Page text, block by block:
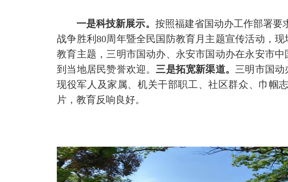
一是科技新展示。 按照福建省国动办工作部署要
战争胜利80周年暨全民国防教育月主题宣传活动，
教育主题，三明市国动办、永安市国动办在永安市
到当地居民赞誉欢迎。三是拓宽新渠道。三明市国动
现役军人及家属、机关干部职工、社区群众、巾帼
片，教育反响良好。